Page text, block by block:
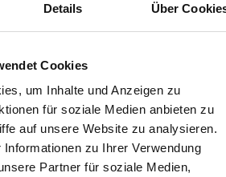
Details Über
Cookies
um Inhalte und Anzeigen zu
für soziale Medien anbieten zu
auf unsere Website zu analysieren.
zu Ihrer Verwendung
Partner für soziale Medien,
in für Betriebliches
qualifiziert die Teilnehmer, eine
abgestimmte Strategie zum